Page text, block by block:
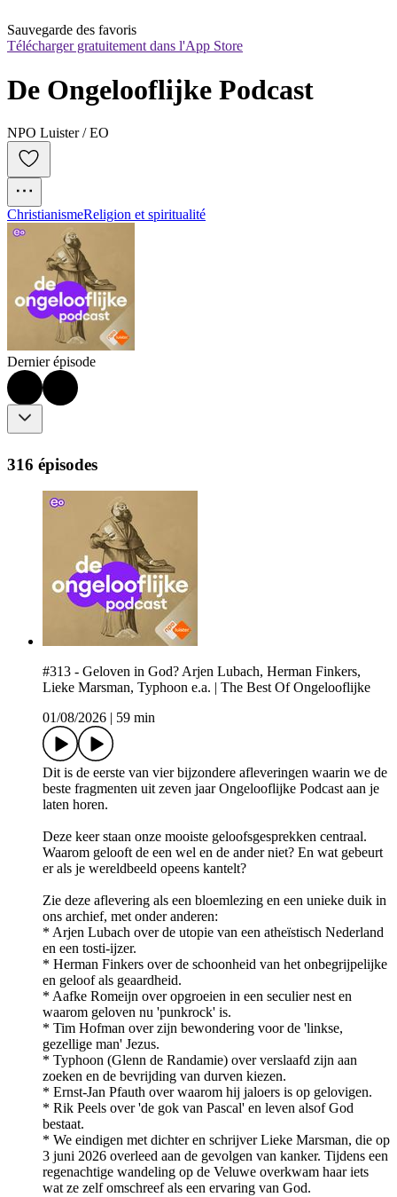
Sauvegarde des favoris
Télécharger gratuitement dans l'App Store
De Ongelooflijke Podcast
NPO Luister / EO
ChristianismeReligion et spiritualité
Dernier épisode
316 épisodes
#313 - Geloven in God? Arjen Lubach, Herman Finkers,
Lieke Marsman, Typhoon e.a. | The Best Of Ongelooflijke
01/08/2026
59 min
Dit is de eerste van vier bijzondere afleveringen waarin we de
beste fragmenten uit zeven jaar Ongelooflijke Podcast aan je
laten horen.
Deze keer staan onze mooiste geloofsgesprekken centraal.
Waarom gelooft de een wel en de ander niet? En wat gebeurt
er als je wereldbeeld opeens kantelt?
Zie deze aflevering als een bloemlezing en een unieke duik in
ons archief, met onder anderen:
* Arjen Lubach over de utopie van een atheïstisch Nederland
en een tosti-ijzer.
* Herman Finkers over de schoonheid van het onbegrijpelijke
en geloof als geaardheid.
* Aafke Romeijn over opgroeien in een seculier nest en
waarom geloven nu 'punkrock' is.
* Tim Hofman over zijn bewondering voor de 'linkse,
gezellige man' Jezus.
* Typhoon (Glenn de Randamie) over verslaafd zijn aan
zoeken en de bevrijding van durven kiezen.
* Ernst-Jan Pfauth over waarom hij jaloers is op gelovigen.
* Rik Peels over 'de gok van Pascal' en leven alsof God
bestaat.
* We eindigen met dichter en schrijver Lieke Marsman, die op
3 juni 2026 overleed aan de gevolgen van kanker. Tijdens een
regenachtige wandeling op de Veluwe overkwam haar iets
wat ze zelf omschreef als een ervaring van God.